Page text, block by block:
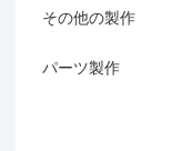
その他の製作
パーツ製作